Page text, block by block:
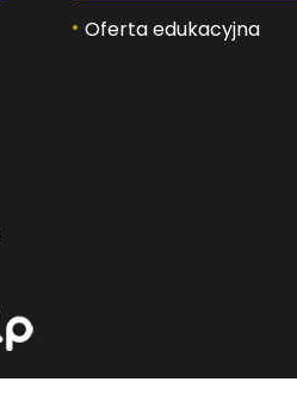
Oferta edukacyjna